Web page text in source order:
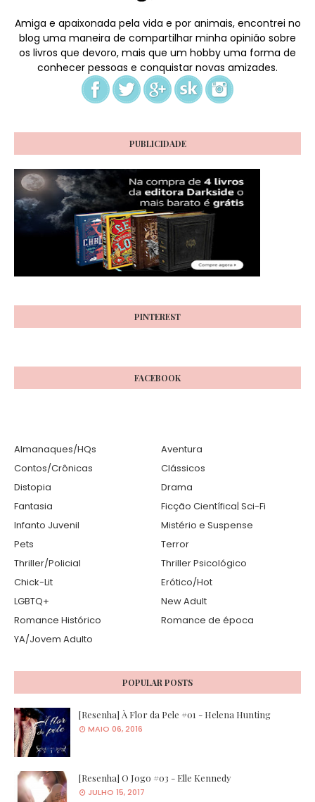
Amiga e apaixonada pela vida e por animais, encontrei no
blog uma maneira de compartilhar minha opinião sobre
os livros que devoro, mais que um hobby uma forma de
conhecer pessoas e conquistar novas amizades.
PUBLICIDADE
PINTEREST
FACEBOOK
Almanaques/HQs
Aventura
Contos/Crônicas
Clássicos
Distopia
Drama
Fantasia
Ficção Científica| Sci-Fi
Infanto Juvenil
Mistério e Suspense
Pets
Terror
Thriller/Policial
Thriller Psicológico
Chick-Lit
Erótico/Hot
LGBTQ+
New Adult
Romance Histórico
Romance de época
YA/Jovem Adulto
POPULAR POSTS
[Resenha] À Flor da Pele #01 - Helena Hunting
MAIO 06, 2016
[Resenha] O Jogo #03 - Elle Kennedy
JULHO 15, 2017